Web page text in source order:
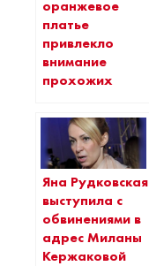
оранжевое
платье
привлекло
внимание
прохожих
Яна Рудковская
выступила с
обвинениями в
адрес Миланы
Кержаковой